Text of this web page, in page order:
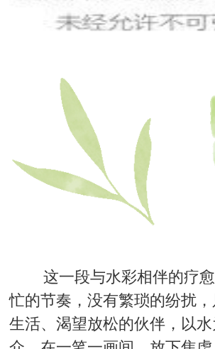
这一段与水彩相伴的疗
忙的节奏，没有繁琐的纷扰
生活、渴望放松的伙伴，以